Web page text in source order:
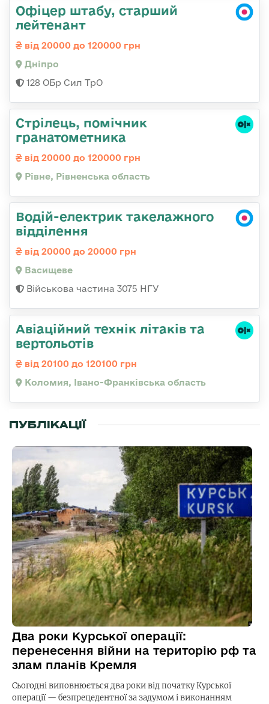
Офіцер штабу, старший
лейтенант
від 20000 до 120000 грн
Дніпро
128 ОБр Сил ТрО
Стрілець, помічник
гранатометника
від 20000 до 120000 грн
Рівне, Рівненська область
Водій-електрик такелажного
відділення
від 20000 до 20000 грн
Васищеве
Військова частина 3075 НГУ
Авіаційний технік літаків та
вертольотів
від 20100 до 120100 грн
Коломия, Івано-Франківська область
ПУБЛІКАЦІЇ
Два роки Курської операції:
перенесення війни на територію рф та
злам планів Кремля
Сьогодні виповнюється два роки від початку Курської
операції — безпрецедентної за задумом і виконанням